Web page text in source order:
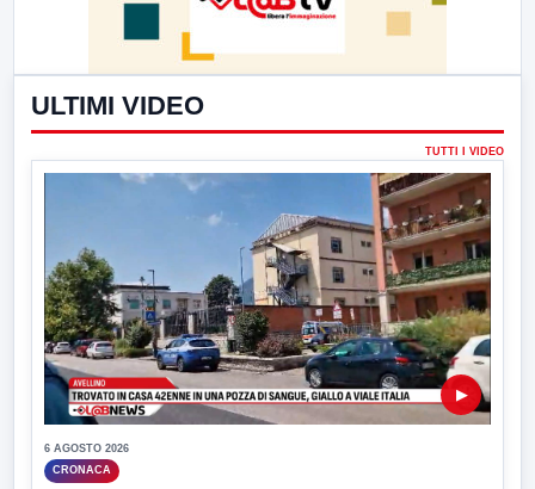
ULTIMI VIDEO
TUTTI I VIDEO
▶
6 AGOSTO 2026
CRONACA